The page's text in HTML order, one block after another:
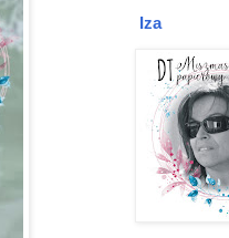
Iza